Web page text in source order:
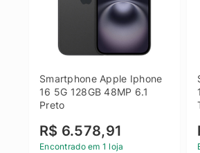
Smartphone Apple Iphone
16 5G 128GB 48MP 6.1
Preto
R$ 6.578,91
Encontrado em 1 loja